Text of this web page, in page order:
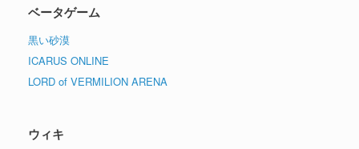
ベータゲーム
黒い砂漠
ICARUS ONLINE
LORD of VERMILION ARENA
ウィキ